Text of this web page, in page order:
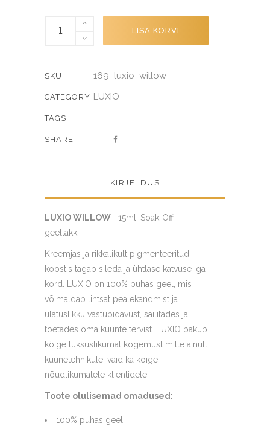
LISA KORVI
SKU 169_luxio_willow
CATEGORY LUXIO
TAGS
SHARE
KIRJELDUS
LUXIO WILLOW– 15ml. Soak-Off
geellakk.
Kreemjas ja rikkalikult pigmenteeritud
koostis tagab sileda ja ühtlase katvuse iga
kord. LUXIO on 100% puhas geel, mis
võimaldab lihtsat pealekandmist ja
ulatuslikku vastupidavust, säilitades ja
toetades oma küünte tervist. LUXIO pakub
kõige luksuslikumat kogemust mitte ainult
küünetehnikule, vaid ka kõige
nõudlikumatele klientidele.
Toote olulisemad omadused:
100% puhas geel